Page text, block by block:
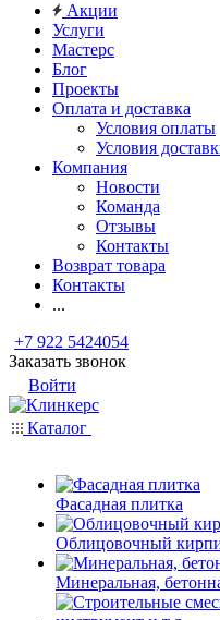
Акции
Услуги
Мастерс
Блог
Проекты
Оплата и доставка
Условия оплаты
Условия
Компания
Новости
Команда
Отзывы
Контакты
Возврат товара
Контакты
...
+7 922 5424054
Заказать звонок
Войти
Каталог
Фасадная плитка
Облицовочный
Минеральная,